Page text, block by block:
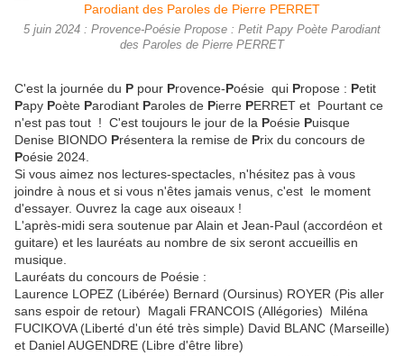
5 juin 2024 : Provence-Poésie Propose : Petit Papy Poète Parodiant
des Paroles de Pierre PERRET
C'est la journée du P pour Provence-Poésie qui Propose : Petit
Papy Poète Parodiant Paroles de Pierre PERRET et Pourtant ce
n'est pas tout ! C'est toujours le jour de la Poésie Puisque
Denise BIONDO Présentera la remise de Prix du concours de
Poésie 2024.
Si vous aimez nos lectures-spectacles, n'hésitez pas à vous
joindre à nous et si vous n'êtes jamais venus, c'est le moment
d'essayer. Ouvrez la cage aux oiseaux !
L'après-midi sera soutenue par Alain et Jean-Paul (accordéon et
guitare) et les lauréats au nombre de six seront accueillis en
musique.
Lauréats du concours de Poésie :
Laurence LOPEZ (Libérée) Bernard (Oursinus) ROYER (Pis aller
sans espoir de retour) Magali FRANCOIS (Allégories) Miléna
FUCIKOVA (Liberté d'un été très simple) David BLANC (Marseille)
et Daniel AUGENDRE (Libre d'être libre)